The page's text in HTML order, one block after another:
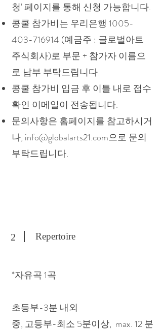
청' 페이지를 통해 신청 가능합니다.
콩쿨 참가비는 우리은행 1005-
403-716914 (예금주 : 글로벌아트
주식회사)로 부문 + 참가자 이름으
로 납부 부탁드립니다.
콩쿨 참가비 입금 후 이틀 내로 접수
확인 이메일이 전송됩니다.
​문의사항은 홈페이지를 참고하시거
나, info@globalarts21.com으로 문의
부탁드립니다.
2 Repertoire
*자유곡 1곡
초등부-3분 내외
중, 고등부-최소 5분이상, max. 12 분